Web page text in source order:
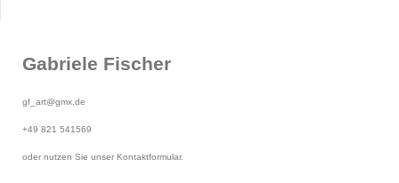
Gabriele Fischer
gf_art@gmx.de
+49 821 541569
oder nutzen Sie unser Kontaktformular.